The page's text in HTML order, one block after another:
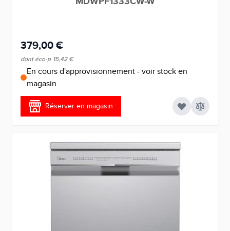
379,00 €
dont éco-p 15,42 €
En cours d'approvisionnement - voir stock en
magasin
Réserver en magasin